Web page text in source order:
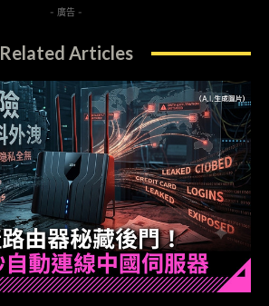
- 廣告 -
Related Articles